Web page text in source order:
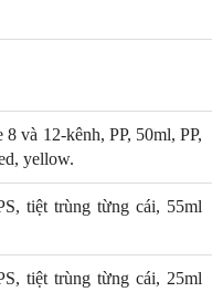
và 12-kênh, PP, 50ml, PP,
yellow.
tiệt trùng từng cái, 55ml
tiệt trùng từng cái, 25ml